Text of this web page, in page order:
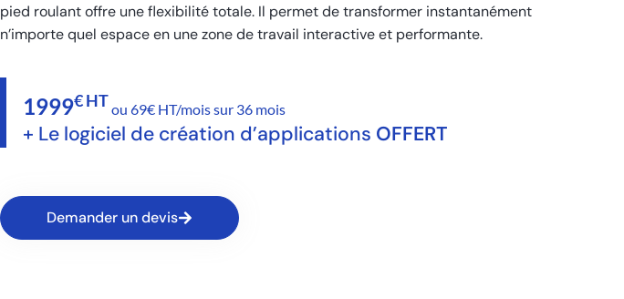
pied roulant offre une flexibilité totale. Il permet de transformer instantanément
n’importe quel espace en une zone de travail interactive et performante.
1999€ HTou 69€ HT/mois sur 36 mois
+ Le logiciel de création d’applications OFFERT
Demander un devis